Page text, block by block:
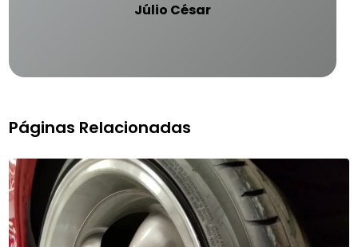
Júlio César
Páginas Relacionadas